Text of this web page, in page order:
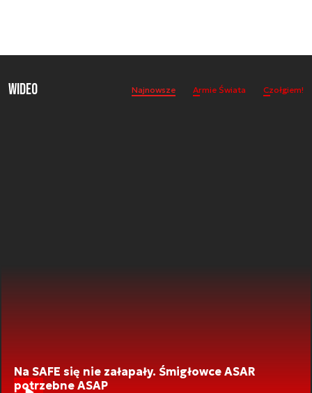
Wideo Najnowsze Armie Świata Czołgiem!
Na SAFE się nie załapały. Śmigłowce ASAR
potrzebne ASAP